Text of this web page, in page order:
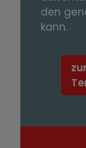
den
kann.